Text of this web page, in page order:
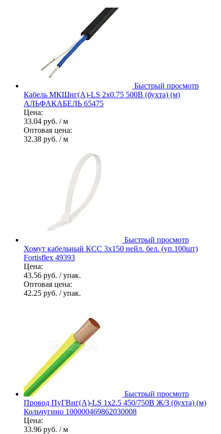
Быстрый просмотр
Кабель МКШнг(А)-LS 2х0.75 500В (бухта) (м)
АЛЬФАКАБЕЛЬ 65475
Цена:
33.04 руб. / м
Оптовая цена:
32.38 руб. / м
Быстрый просмотр
Хомут кабельный КСС 3х150 нейл. бел. (уп.100шт)
Fortisflex 49393
Цена:
43.56 руб. / упак.
Оптовая цена:
42.25 руб. / упак.
Быстрый просмотр
Провод ПуГВнг(А)-LS 1х2.5 450/750В Ж/З (бухта) (м)
Кольчугино 100000469862030008
Цена:
33.96 руб. / м